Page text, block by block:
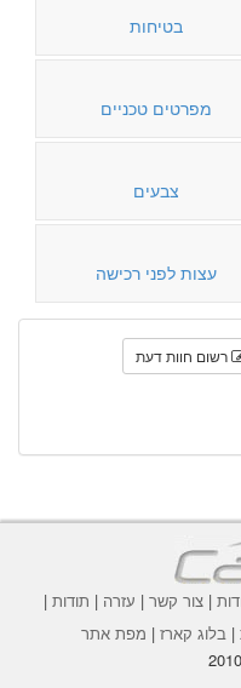
בטיחות
מפרטים טכניים
צבעים
עצות לפני רכישה
רשום חוות דעת
|צור קשר | עזרה | תודות |
| בלוג קארז | מפת אתר